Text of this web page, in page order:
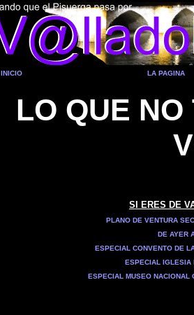
INICIO LA PAGINA
LO QUE
SI ERES DE
PLANO DE VENTURA
DE AYER
ESPECIAL CONVENTO DE
ESPECIAL IGLESIA
ESPECIAL MUSEO NACIONAL